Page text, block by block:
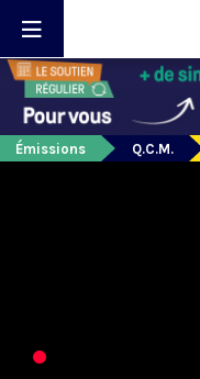
Émissions Q.C.M.